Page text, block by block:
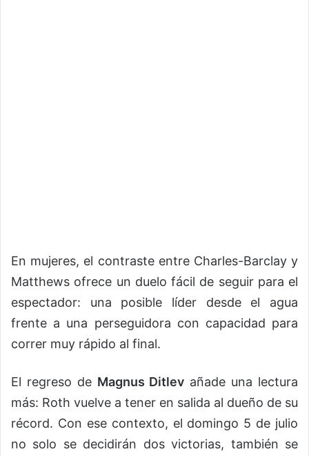
En mujeres, el contraste entre Charles-Barclay y
Matthews ofrece un duelo fácil de seguir para el
espectador: una posible líder desde el agua
frente a una perseguidora con capacidad para
correr muy rápido al final.
El regreso de Magnus Ditlev añade una lectura
más: Roth vuelve a tener en salida al dueño de su
récord. Con ese contexto, el domingo 5 de julio
no solo se decidirán dos victorias, también se